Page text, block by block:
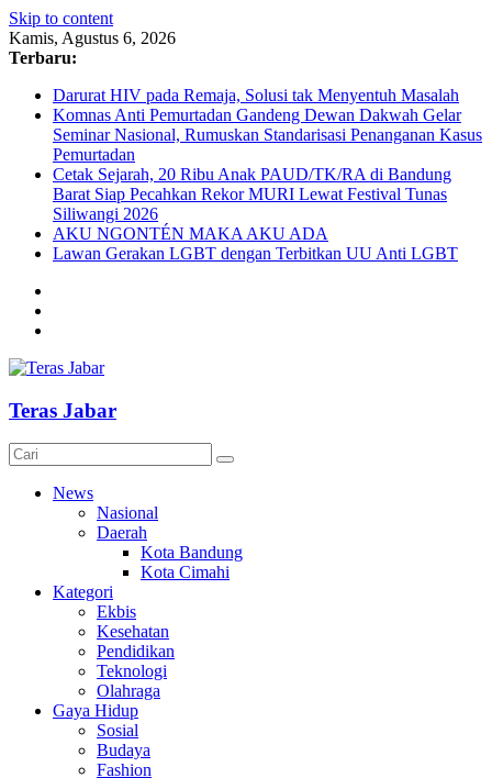
Skip to content
Kamis, Agustus 6, 2026
Terbaru:
Darurat HIV pada Remaja, Solusi tak Menyentuh Masalah
Komnas Anti Pemurtadan Gandeng Dewan Dakwah Gelar
Seminar Nasional, Rumuskan Standarisasi Penanganan Kasus
Pemurtadan
Cetak Sejarah, 20 Ribu Anak PAUD/TK/RA di Bandung
Barat Siap Pecahkan Rekor MURI Lewat Festival Tunas
Siliwangi 2026
AKU NGONTÉN MAKA AKU ADA
Lawan Gerakan LGBT dengan Terbitkan UU Anti LGBT
Teras Jabar
News
Nasional
Daerah
Kota Bandung
Kota Cimahi
Kategori
Ekbis
Kesehatan
Pendidikan
Teknologi
Olahraga
Gaya Hidup
Sosial
Budaya
Fashion